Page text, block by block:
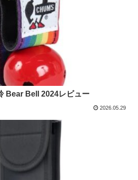
Bear Bell 2024レビュー
2026.05.29